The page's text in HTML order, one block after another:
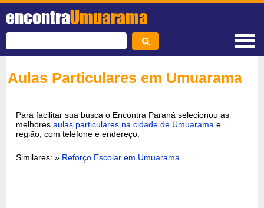
encontraUmuarama
Aulas Particulares em Umuarama
Para facilitar sua busca o Encontra Paraná selecionou as
melhoresaulas particulares na cidade de Umuarama e
região, com telefone e endereço.
Similares: » Reforço Escolar em Umuarama